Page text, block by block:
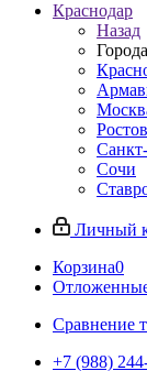
Краснодар
Назад
Города
Сочи
Личный
Корзина0
Сравнение
+7 (988)